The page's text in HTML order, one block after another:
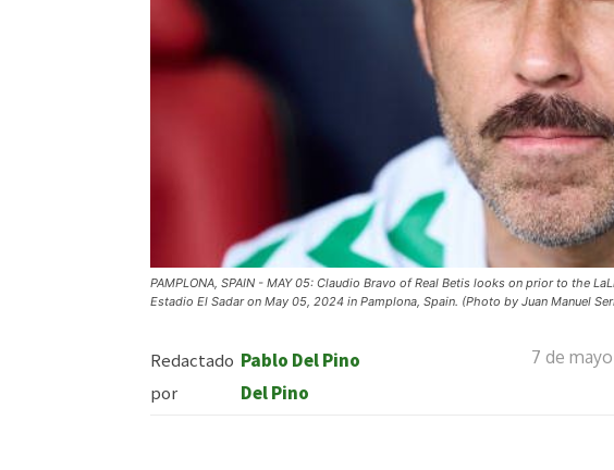
PAMPLONA, SPAIN - MAY 05: Claudio Bravo of Real Betis looks on prior to the
Estadio El Sadar on May 05, 2024 in Pamplona, Spain. (Photo by Juan Manuel
Redactado
por
Pablo Del Pino
Del Pino
7 de